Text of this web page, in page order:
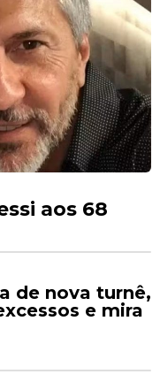
aos 68
de nova turnê,
e mira